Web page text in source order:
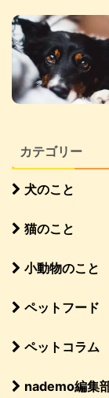
カテゴリー
犬のこと
猫のこと
小動物のこと
ペットフード
ペットコラム
nademo編集